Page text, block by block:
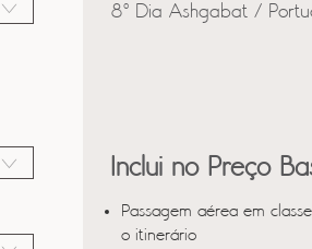
8º Dia Ashgabat /
Inclui no Preço
Passagem aérea em
o itinerário